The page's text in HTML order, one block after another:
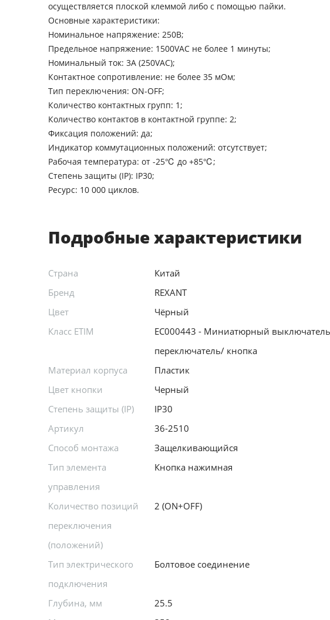
осуществляется плоской клеммой либо с помощью пайки.
Основные характеристики:
Номинальное напряжение: 250В;
Предельное напряжение: 1500VАС не более 1 минуты;
Номинальный ток: 3A (250VAC);
Контактное сопротивление: не более 35 мОм;
Тип переключения: ON-OFF;
Количество контактных групп: 1;
Количество контактов в контактной группе: 2;
Фиксация положений: да;
Индикатор коммутационных положений: отсутствует;
Рабочая температура: от -25℃ до +85℃;
Степень защиты (IP): IP30;
Ресурс: 10 000 циклов.
Подробные характеристики
Страна
Китай
Бренд
REXANT
Цвет
Чёрный
Класс ETIM
EC000443 - Миниатюрный
переключатель/ кнопка
Материал корпуса
Пластик
Цвет кнопки
Черный
Степень защиты (IP)
IP30
Артикул
36-2510
Способ монтажа
Защелкивающийся
Тип элемента
управления
Кнопка нажимная
Количество позиций
переключения
(положений)
2 (ON+OFF)
Тип электрического
подключения
Болтовое соединение
Глубина, мм
25.5